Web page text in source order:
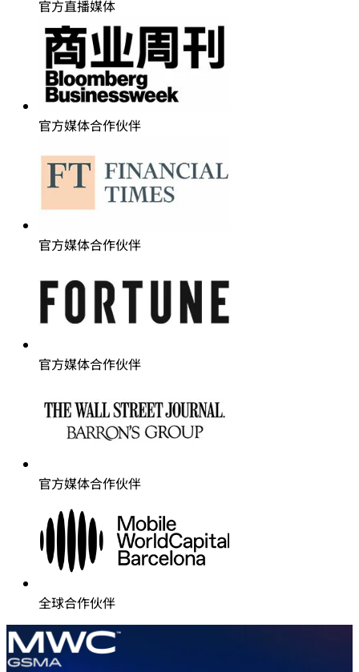
官方直播媒体
官方媒体合作伙伴
官方媒体合作伙伴
官方媒体合作伙伴
官方媒体合作伙伴